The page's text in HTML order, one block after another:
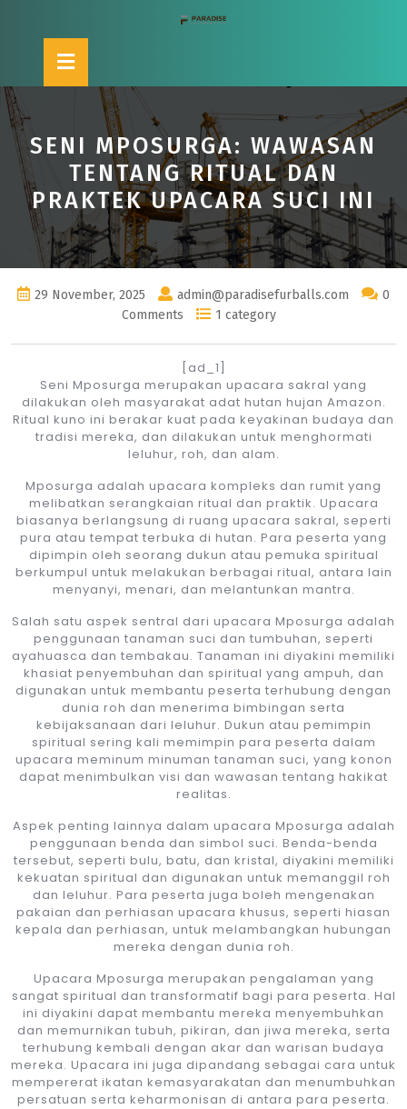
Open
Button
SENI MPOSURGA: WAWASAN
TENTANG RITUAL DAN
PRAKTEK UPACARA SUCI INI
29 November, 2025 admin@paradisefurballs.com
0
Comments
1 category
[ad_1]
Seni Mposurga merupakan upacara sakral yang
dilakukan oleh masyarakat adat hutan hujan Amazon.
Ritual kuno ini berakar kuat pada keyakinan budaya dan
tradisi mereka, dan dilakukan untuk menghormati
leluhur, roh, dan alam.
Mposurga adalah upacara kompleks dan rumit yang
melibatkan serangkaian ritual dan praktik. Upacara
biasanya berlangsung di ruang upacara sakral, seperti
pura atau tempat terbuka di hutan. Para peserta yang
dipimpin oleh seorang dukun atau pemuka spiritual
berkumpul untuk melakukan berbagai ritual, antara lain
menyanyi, menari, dan melantunkan mantra.
Salah satu aspek sentral dari upacara Mposurga adalah
penggunaan tanaman suci dan tumbuhan, seperti
ayahuasca dan tembakau. Tanaman ini diyakini memiliki
khasiat penyembuhan dan spiritual yang ampuh, dan
digunakan untuk membantu peserta terhubung dengan
dunia roh dan menerima bimbingan serta
kebijaksanaan dari leluhur. Dukun atau pemimpin
spiritual sering kali memimpin para peserta dalam
upacara meminum minuman tanaman suci, yang konon
dapat menimbulkan visi dan wawasan tentang hakikat
realitas.
Aspek penting lainnya dalam upacara Mposurga adalah
penggunaan benda dan simbol suci. Benda-benda
tersebut, seperti bulu, batu, dan kristal, diyakini memiliki
kekuatan spiritual dan digunakan untuk memanggil roh
dan leluhur. Para peserta juga boleh mengenakan
pakaian dan perhiasan upacara khusus, seperti hiasan
kepala dan perhiasan, untuk melambangkan hubungan
mereka dengan dunia roh.
Upacara Mposurga merupakan pengalaman yang
sangat spiritual dan transformatif bagi para peserta. Hal
ini diyakini dapat membantu mereka menyembuhkan
dan memurnikan tubuh, pikiran, dan jiwa mereka, serta
terhubung kembali dengan akar dan warisan budaya
mereka. Upacara ini juga dipandang sebagai cara untuk
mempererat ikatan kemasyarakatan dan menumbuhkan
persatuan serta keharmonisan di antara para peserta.